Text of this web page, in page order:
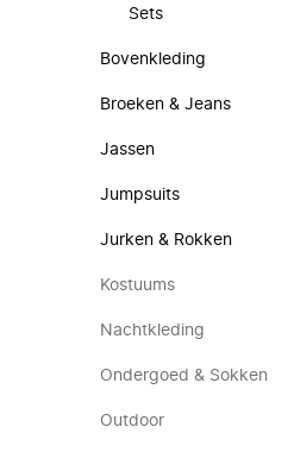
Sets
Bovenkleding
Broeken & Jeans
Jassen
Jumpsuits
Jurken & Rokken
Kostuums
Nachtkleding
Ondergoed & Sokken
Outdoor